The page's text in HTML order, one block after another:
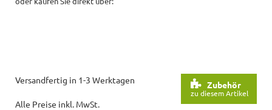
Zubehör
zu diesem Artikel
Versandfertig in 1-3 Werktagen
Alle Preise inkl. MwSt.